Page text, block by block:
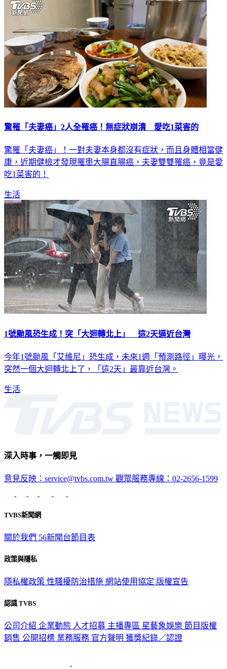
驚罹「夫妻癌」2人全罹癌！無症狀崩潰 愛吃1菜害的
驚罹「夫妻癌」！一對夫妻本身都沒有症狀，而且身體相當健
康，近期健檢才發現罹患大腸直腸癌，夫妻雙雙罹癌，竟是愛
吃1菜害的！
生活
1號颱風恐生成！突「大迴轉北上」 這2天逼近台灣
今年1號颱風「艾維尼」恐生成，未來1週「預測路徑」曝光，
突然一個大迴轉北上了，「這2天」最靠近台灣。
生活
深入時事，一觸即見
意見反映：service@tvbs.com.tw 觀眾服務專線：02-2656-1599
TVBS新聞網
關於我們 56新聞台節目表
政策與隱私
隱私權政策 性騷擾防治措施 網站使用協定 版權宣告
認識 TVBS
公司介紹 企業動態 人才招募 主播專區 星藝象娛樂 節目版權
銷售 公開招標 業務服務 官方聲明 獲獎紀錄／認證